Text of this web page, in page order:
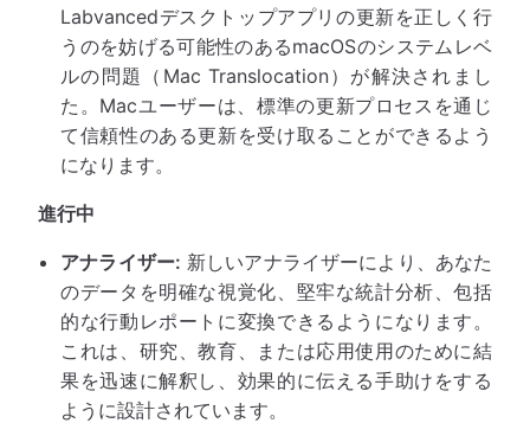
Labvancedデスクトップアプリの更新を正しく行
うのを妨げる可能性のあるmacOSのシステムレベ
ルの問題（Mac Translocation）が解決されまし
た。Macユーザーは、標準の更新プロセスを通じ
て信頼性のある更新を受け取ることができるよう
になります。
進行中
アナライザー: 新しいアナライザーにより、あなた
のデータを明確な視覚化、堅牢な統計分析、包括
的な行動レポートに変換できるようになります。
これは、研究、教育、または応用使用のために結
果を迅速に解釈し、効果的に伝える手助けをする
ように設計されています。